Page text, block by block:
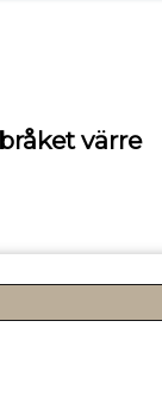
värre